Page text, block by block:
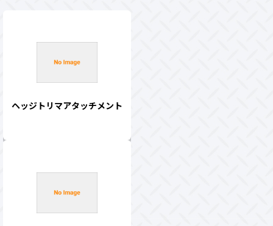
ヘッジトリマアタッチメント